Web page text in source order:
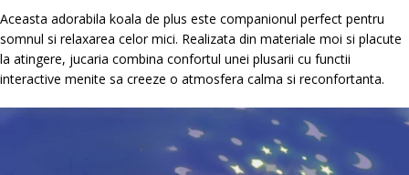
Aceasta adorabila koala de plus este companionul perfect pentru
somnul si relaxarea celor mici. Realizata din materiale moi si placute
la atingere, jucaria combina confortul unei plusarii cu functii
interactive menite sa creeze o atmosfera calma si reconfortanta.